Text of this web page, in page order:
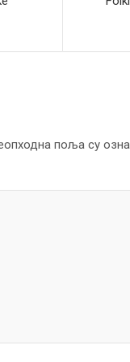
поља су